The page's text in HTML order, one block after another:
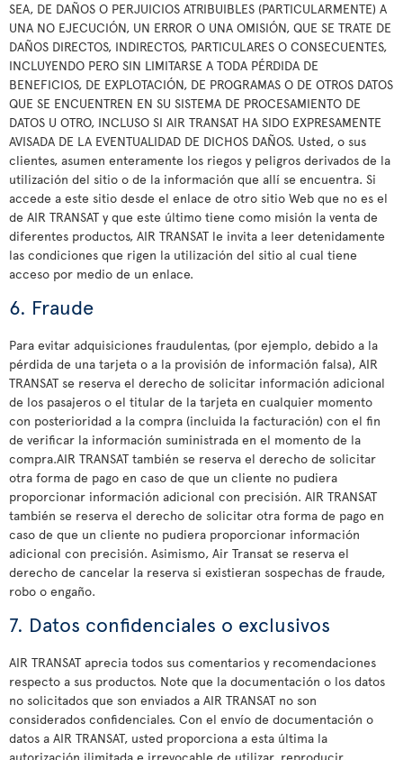
SEA, DE DAÑOS O PERJUICIOS ATRIBUIBLES (PARTICULARMENTE) A
UNA NO EJECUCIÓN, UN ERROR O UNA OMISIÓN, QUE SE TRATE DE
DAÑOS DIRECTOS, INDIRECTOS, PARTICULARES O CONSECUENTES,
INCLUYENDO PERO SIN LIMITARSE A TODA PÉRDIDA DE
BENEFICIOS, DE EXPLOTACIÓN, DE PROGRAMAS O DE OTROS DATOS
QUE SE ENCUENTREN EN SU SISTEMA DE PROCESAMIENTO DE
DATOS U OTRO, INCLUSO SI AIR TRANSAT HA SIDO EXPRESAMENTE
AVISADA DE LA EVENTUALIDAD DE DICHOS DAÑOS. Usted, o sus
clientes, asumen enteramente los riegos y peligros derivados de la
utilización del sitio o de la información que allí se encuentra. Si
accede a este sitio desde el enlace de otro sitio Web que no es el
de AIR TRANSAT y que este último tiene como misión la venta de
diferentes productos, AIR TRANSAT le invita a leer detenidamente
las condiciones que rigen la utilización del sitio al cual tiene
acceso por medio de un enlace.
6. Fraude
Para evitar adquisiciones fraudulentas, (por ejemplo, debido a la
pérdida de una tarjeta o a la provisión de información falsa), AIR
TRANSAT se reserva el derecho de solicitar información adicional
de los pasajeros o el titular de la tarjeta en cualquier momento
con posterioridad a la compra (incluida la facturación) con el fin
de verificar la información suministrada en el momento de la
compra.AIR TRANSAT también se reserva el derecho de solicitar
otra forma de pago en caso de que un cliente no pudiera
proporcionar información adicional con precisión. AIR TRANSAT
también se reserva el derecho de solicitar otra forma de pago en
caso de que un cliente no pudiera proporcionar información
adicional con precisión. Asimismo, Air Transat se reserva el
derecho de cancelar la reserva si existieran sospechas de fraude,
robo o engaño.
7. Datos confidenciales o exclusivos
AIR TRANSAT aprecia todos sus comentarios y recomendaciones
respecto a sus productos. Note que la documentación o los datos
no solicitados que son enviados a AIR TRANSAT no son
considerados confidenciales. Con el envío de documentación o
datos a AIR TRANSAT, usted proporciona a esta última la